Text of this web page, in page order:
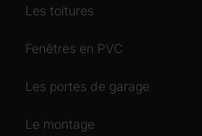
Les toitures
Fenêtres en PVC
Les portes de garage
Le montage